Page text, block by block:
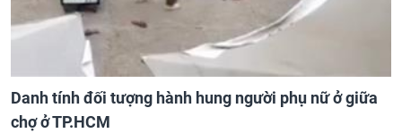
Danh tính đối tượng hành hung người phụ nữ ở giữa
chợ ở TP.HCM